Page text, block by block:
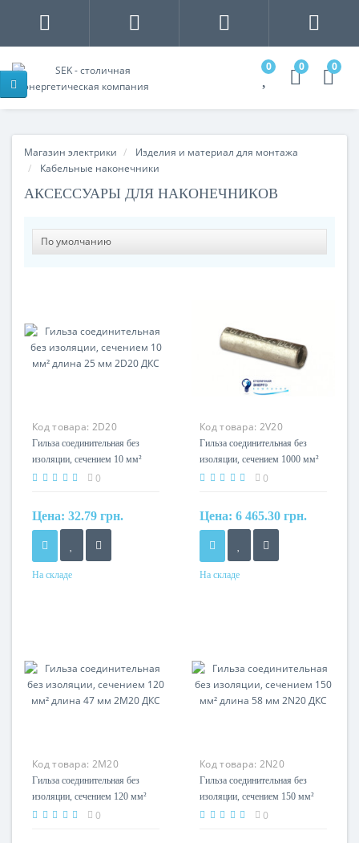
0 0 0
Магазин электрики
Изделия и материал для монтажа
Кабельные наконечники
АКСЕССУАРЫ ДЛЯ НАКОНЕЧНИКОВ
Код товара: 2D20
Гильза соединительная без
изоляции, сечением 10 мм²
длина 25 мм 2D20 ДКС
0
Цена: 32.79 грн.
На складе
Код товара: 2V20
Гильза соединительная без
изоляции, сечением 1000 мм²
длина 120 мм 2V20 ДКС
0
Цена: 6 465.30 грн.
На складе
Код товара: 2M20
Гильза соединительная без
изоляции, сечением 120 мм²
длина 47 мм 2M20 ДКС
0
Код товара: 2N20
Гильза соединительная без
изоляции, сечением 150 мм²
длина 58 мм 2N20 ДКС
0